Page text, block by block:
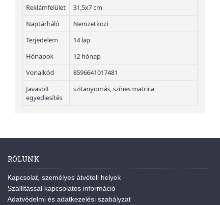
Reklámfelület
31,5x7 cm
Naptárháló
Nemzetközi
Terjedelem
14 lap
Hónapok
12 hónap
Vonalkód
8596641017481
Javasolt
egyediesítés
szitanyomás, színes matrica
RÓLUNK
Kapcsolat, személyes átvételi helyek
Szállítással kapcsolatos információ
Adatvédelmi és adatkezelési szabályzat